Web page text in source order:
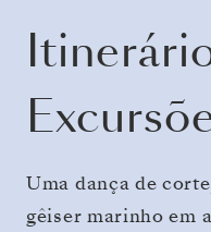
Uma dança de
gêiser marinho em